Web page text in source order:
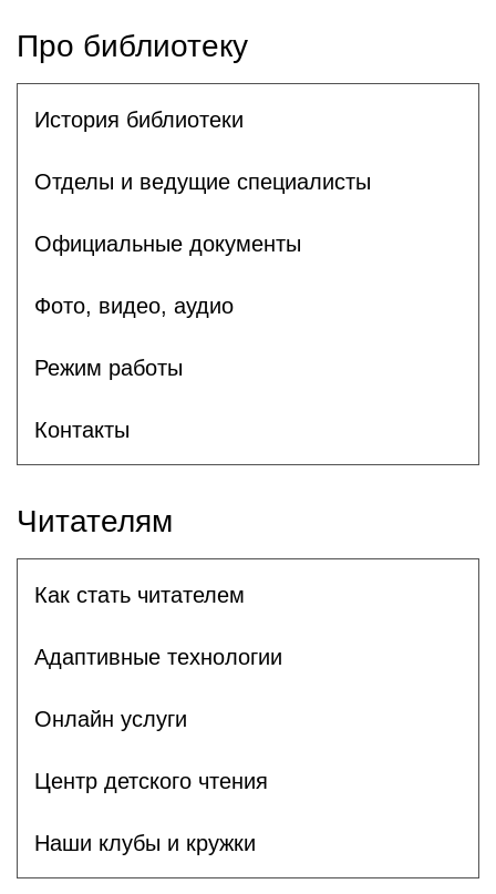
Про библиотеку
История библиотеки
Отделы и ведущие специалисты
Официальные документы
Фото, видео, аудио
Режим работы
Контакты
Читателям
Как стать читателем
Адаптивные технологии
Онлайн услуги
Центр детского чтения
Наши клубы и кружки